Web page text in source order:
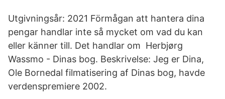
Utgivningsår: 2021 Förmågan att hantera dina
pengar handlar inte så mycket om vad du kan
eller känner till. Det handlar om Herbjørg
Wassmo - Dinas ​bog. Beskrivelse: Jeg er Dina,
Ole Bornedal filmatisering af Dinas bog, havde
verdenspremiere 2002.